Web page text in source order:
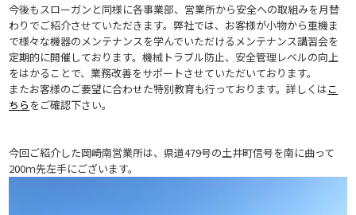
今後もスローガンと同様に各事業部、営業所から安全への取組みを月替
わりでご紹介させていただきます。弊社では、お客様が小物から重機ま
で様々な機器のメンテナンスを学んでいただけるメンテナンス講習会を
定期的に開催しております。機械トラブル防止、安全管理レベルの向上
をはかることで、業務改善をサポートさせていただいております。
またお客様のご要望に合わせた特別教育も行っております。詳しくはこ
ちら をご確認下さい。
今回ご紹介した岡崎南営業所は、県道479号の土井町信号を南に曲って
200ｍ先左手にございます。